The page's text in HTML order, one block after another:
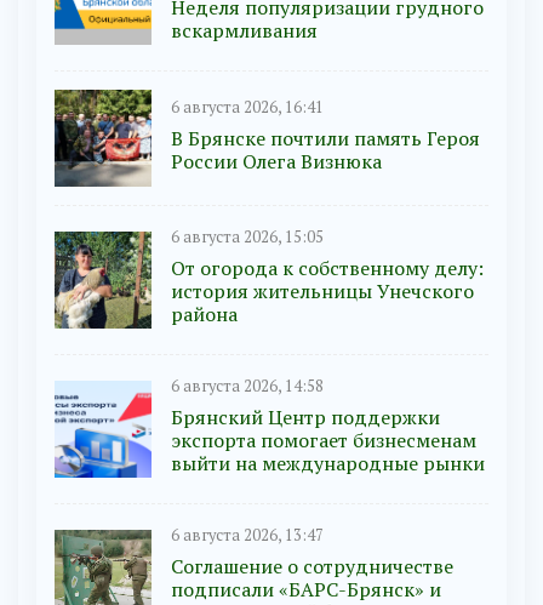
Неделя популяризации грудного
вскармливания
6 августа 2026, 16:41
В Брянске почтили память Героя
России Олега Визнюка
6 августа 2026, 15:05
От огорода к собственному делу:
история жительницы Унечского
района
6 августа 2026, 14:58
Брянский Центр поддержки
экспорта помогает бизнесменам
выйти на международные рынки
6 августа 2026, 13:47
Соглашение о сотрудничестве
подписали «БАРС-Брянск» и